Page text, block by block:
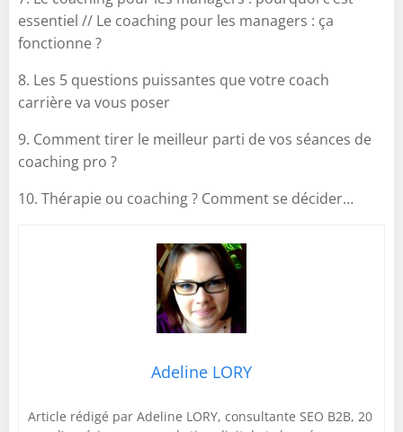
essentiel // Le coaching pour les managers : ça
fonctionne ?
8. Les 5 questions puissantes que votre coach
carrière va vous poser
9. Comment tirer le meilleur parti de vos séances de
coaching pro ?
10. Thérapie ou coaching ? Comment se décider…
Adeline LORY
Article rédigé par Adeline LORY, consultante SEO B2B, 20